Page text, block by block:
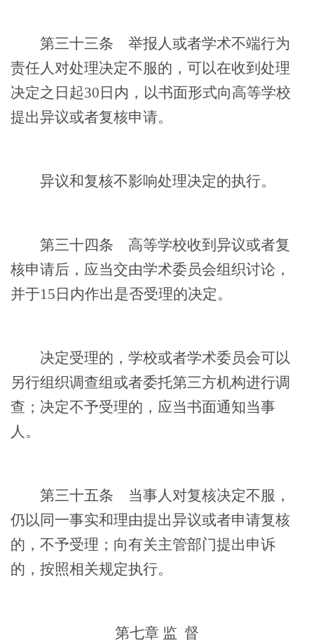
第三十三条 举报人或者学术不端行为
责任人对处理决定不服的，可以在收到处理
决定之日起30日内，以书面形式向高等学校
提出异议或者复核申请。
异议和复核不影响处理决定的执行。
第三十四条 高等学校收到异议或者复
核申请后，应当交由学术委员会组织讨论，
并于15日内作出是否受理的决定。
决定受理的，学校或者学术委员会可以
另行组织调查组或者委托第三方机构进行调
查；决定不予受理的，应当书面通知当事
人。
第三十五条 当事人对复核决定不服，
仍以同一事实和理由提出异议或者申请复核
的，不予受理；向有关主管部门提出申诉
的，按照相关规定执行。
第七章 监 督